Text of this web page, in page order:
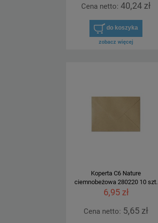
Cena netto: 40,24 zł
do koszyka
zobacz więcej
Koperta C6 Nature
ciemnobeżowa 280220 10 szt.
6,95 zł
Cena netto: 5,65 zł